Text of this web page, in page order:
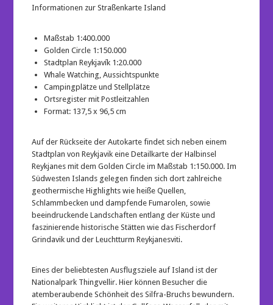
Informationen zur Straßenkarte Island
Maßstab 1:400.000
Golden Circle 1:150.000
Stadtplan Reykjavík 1:20.000
Whale Watching, Aussichtspunkte
Campingplätze und Stellplätze
Ortsregister mit Postleitzahlen
Format: 137,5 x 96,5 cm
Auf der Rückseite der Autokarte findet sich neben einem
Stadtplan vonReykjavik eine Detailkarte der Halbinsel
Reykjanes mit demGolden Circle im Maßstab 1:150.000. Im
Südwesten Islands gelegen finden sich dort zahlreiche
geothermische Highlights wie heiße Quellen,
Schlammbecken und dampfende Fumarolen, sowie
beeindruckende Landschaften entlang der Küste und
faszinierende historische Stätten wie das Fischerdorf
Grindavik und der Leuchtturm Reykjanesviti.
Eines der beliebtesten Ausflugsziele auf Island ist der
Nationalpark Thingvellir. Hier können Besucher die
atemberaubende Schönheit des Silfra-Bruchs bewundern.